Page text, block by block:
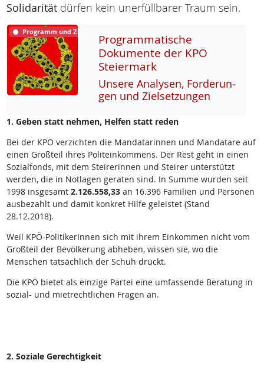
Solidarität dürfen kein unerfüllbarer Traum sein.
Programm und Ziele
Programmatische
Dokumente der KPÖ
Steiermark
Un­se­re Ana­ly­sen, For­de­run­
gen und Ziel­set­zun­gen
1. Geben statt nehmen, Helfen statt reden
Bei der KPÖ verzichten die Mandatarinnen und Mandatare auf
einen Großteil ihres Politeinkommens. Der Rest geht in einen
Sozialfonds, mit dem Steirerinnen und Steirer unterstützt
werden, die in Notlagen geraten sind. In Summe wurden seit
1998 insgesamt 2.126.558,33 an 16.396 Familien und Personen
ausbezahlt und damit konkret Hilfe geleistet (Stand
28.12.2018).
Weil KPÖ-PolitikerInnen sich mit ihrem Einkommen nicht vom
Großteil der Bevölkerung abheben, wissen sie, wo die
Menschen tatsächlich der Schuh drückt.
Die KPÖ bietet als einzige Partei eine umfassende Beratung in
sozial- und mietrechtlichen Fragen an.
2. Soziale Gerechtigkeit